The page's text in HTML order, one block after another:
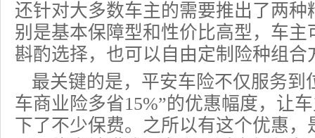
还针对大多数车主的需要推出了两
别是基本保障型和性价比高型，车
斟酌选择，也可以自由定制险种组合
最关键的是，平安车险不仅服务到
车商业险多省15%”的优惠幅度，让
下了不少保费。之所以有这个优惠，